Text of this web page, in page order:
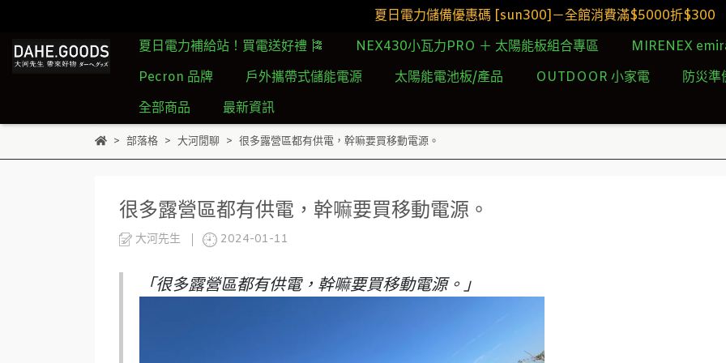
夏日電力儲備優惠碼 [sun300]－全館消費滿$5000折$300
夏日電力補給站！買電送好禮 🎏
NEX430小瓦力PRO ＋ 太陽能板組合專區
MIRENEX
Pecron 品牌
戶外攜帶式儲能電源 太陽能電池板/產品 OUTDOOR 小家電
防災
全部商品
最新資訊
部落格 大河閒聊 很多露營區都有供電，幹嘛要買移動電源。
很多露營區都有供電，幹嘛要買移動電源。
大河先生 2024-01-11
「很多露營區都有供電，幹嘛要買移動電源。」